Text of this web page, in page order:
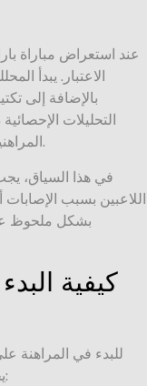
عند استعراض مباراة
الاعتبار. يبدأ
بالإضافة إلى
التحليلات
المراهنين في اتخاذ قرارات مبنية على بيانات موثوقة.
في هذا السياق،
اللاعبين بسبب الإصابات
بشكل ملحوظ
كيفية
للبدء في المراهنة
يجب اتباعها لضمان تجربة مراهنة ناجحة وآمنة: